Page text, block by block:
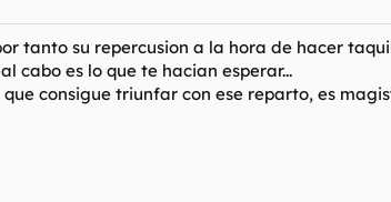
tanto su repercusion a la hora de hacer
cabo es lo que te hacian esperar...
consigue triunfar con ese reparto, es